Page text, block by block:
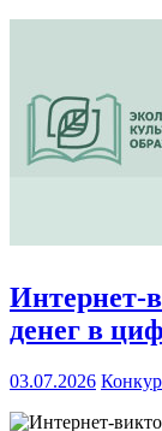
Интернет-
денег в
03.07.2026